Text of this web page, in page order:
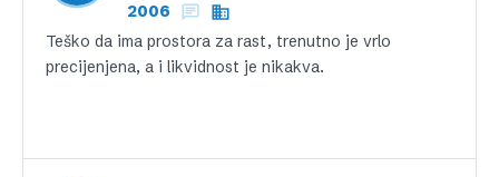
2006
Teško da ima prostora za rast, trenutno je vrlo
precijenjena, a i likvidnost je nikakva.